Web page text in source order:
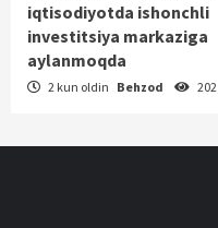
iqtisodiyotda ishonchli
investitsiya markaziga
aylanmoqda
2 kun oldin Behzod 202